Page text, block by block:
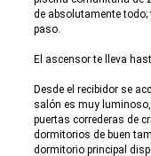
de absolutamente
paso.
El ascensor te lleva
Desde el recibidor se
salón es muy
puertas correderas de
dormitorios de buen
dormitorio principal